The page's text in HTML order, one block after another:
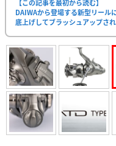
【この記事を最初から読む】
DAIWAから登場する新型リール
底上げしてブラッシュアップさ